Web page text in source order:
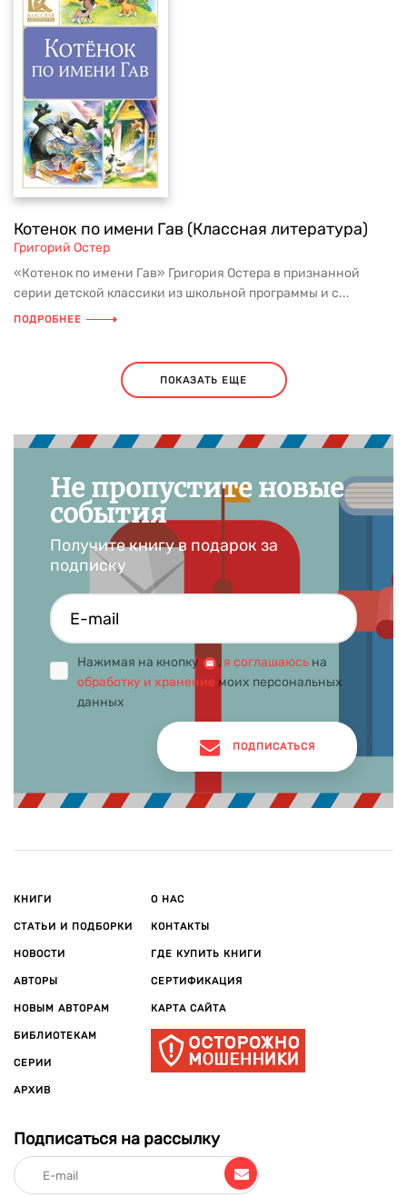
Котенок по имени Гав (Классная литература)
Григорий Остер
«Котенок по имени Гав» Григория Остера в признанной
серии детской классики из школьной программы и с...
ПОДРОБНЕЕ
ПОКАЗАТЬ ЕЩЕ
Не пропустите новые
события
Получите книгу в подарок за
подписку
Нажимая на кнопку , я соглашаюсь на
обработку и хранение моих персональных
данных
ПОДПИСАТЬСЯ
КНИГИ
СТАТЬИ И ПОДБОРКИ
НОВОСТИ
АВТОРЫ
НОВЫМ АВТОРАМ
БИБЛИОТЕКАМ
СЕРИИ
АРХИВ
О НАС
КОНТАКТЫ
ГДЕ КУПИТЬ КНИГИ
СЕРТИФИКАЦИЯ
КАРТА САЙТА
Подписаться на рассылку